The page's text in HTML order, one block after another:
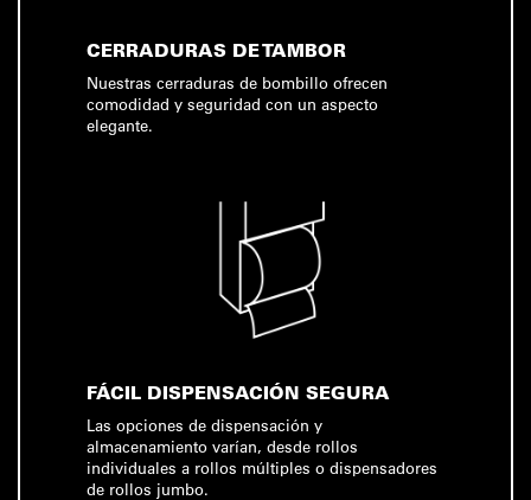
CERRADURAS DE TAMBOR
Nuestras cerraduras de bombillo ofrecen
comodidad y seguridad con un aspecto
elegante.
FÁCIL DISPENSACIÓN SEGURA
Las opciones de dispensación y
almacenamiento varían, desde rollos
individuales a rollos múltiples o dispensadores
de rollos jumbo.